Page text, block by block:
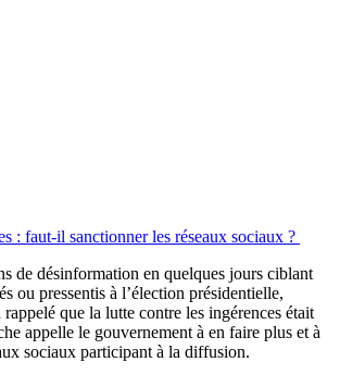
: faut-il sanctionner les réseaux sociaux ?
de désinformation en quelques jours ciblant
ou pressentis à l’élection présidentielle,
que la lutte contre les ingérences était
appelle le gouvernement à en faire plus et à
sociaux participant à la diffusion.